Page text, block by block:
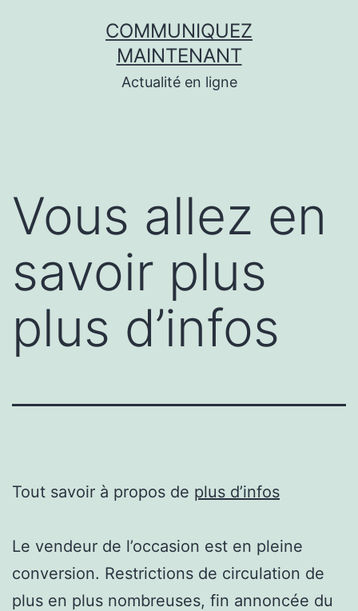
COMMUNIQUEZ
MAINTENANT
Actualité en ligne
Vous allez en
savoir plus
plus d’infos
Tout savoir à propos de plus d’infos
Le vendeur de l’occasion est en pleine
conversion. Restrictions de circulation de
plus en plus nombreuses, fin annoncée du